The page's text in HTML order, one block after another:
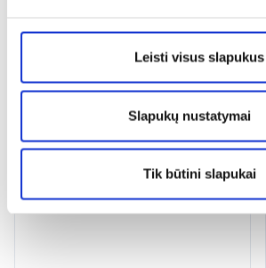
Leisti visus slapukus
Slapukų nustatymai
Tik būtini slapukai
Panašios prekės